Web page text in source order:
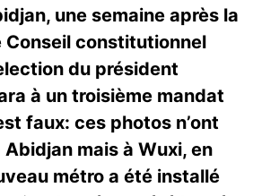
une semaine après la
constitutionnel
du président
à un troisième mandat
faux: ces photos n’ont
mais à Wuxi, en
métro a été installé